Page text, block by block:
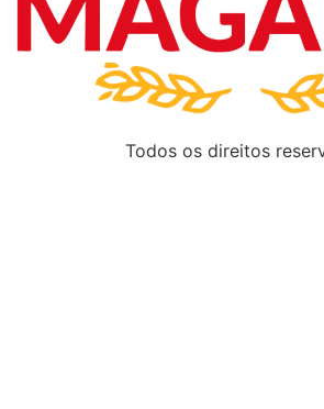
Todos os direitos